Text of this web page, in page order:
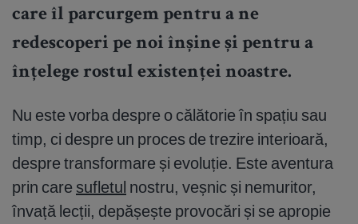
care îl parcurgem pentru a ne
redescoperi pe noi înșine și pentru a
înțelege rostul existenței noastre.
Nu este vorba despre o călătorie în spațiu sau
timp, ci despre un proces de trezire interioară,
despre transformare și evoluție. Este aventura
prin care sufletul nostru, veșnic și nemuritor,
învață lecții, depășește provocări și se apropie